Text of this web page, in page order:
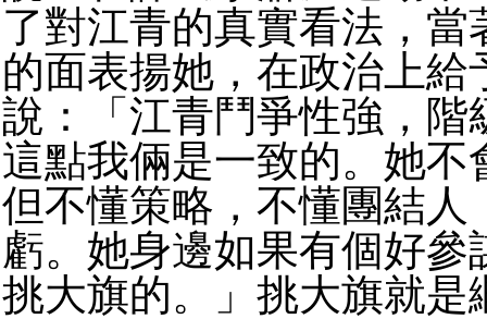
了對江青的真實看法，當
的面表揚她，在政治上給
說：「江青鬥爭性強，階
這點我倆是一致的。她不
但不懂策略，不懂團結人
虧。她身邊如果有個好參
挑大旗的。」挑大旗就是